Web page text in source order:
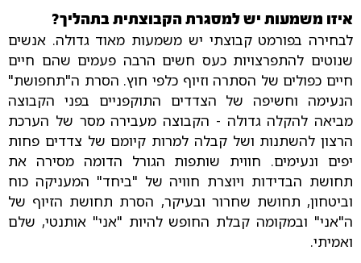
איזו משמעות יש למסגרת הקבוצתית בתהליך?
לבחירה בפורמט קבוצתי יש משמעות מאוד גדולה. אנשים
שנוטים להתפרצויות כעס חשים הרבה פעמים שהם חיים
חיים כפולים של הסתרה וזיוף כלפי חוץ. הסרת ה"תחפושת"
הנעימה וחשיפה של הצדדים התוקפניים בפני הקבוצה
מביאה להקלה גדולה - הקבוצה מעבירה מסר של הערכת
הרצון להשתנות ושל קבלה למרות קיומם של צדדים פחות
יפים ונעימים. חווית שותפות הגורל הדומה מסירה את
תחושת הבדידות ויוצרת חוויה של "ביחד" המעניקה כוח
וביטחון, תחושת שחרור ובעיקר, הסרת תחושת הזיוף של
ה"אני" ובמקומה קבלת החופש להיות "אני" אותנטי, שלם
ואמיתי.